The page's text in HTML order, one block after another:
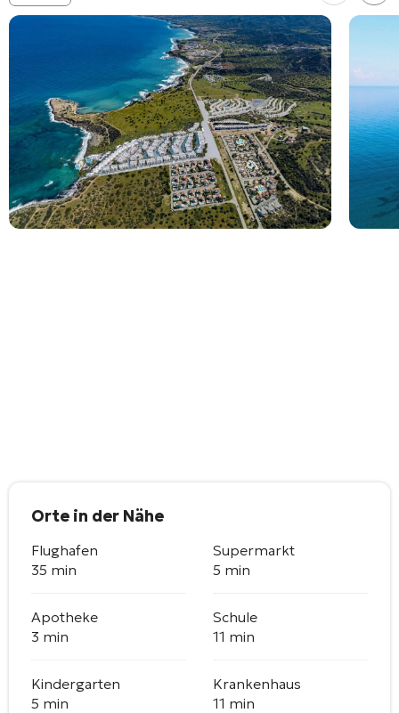
Orte in der Nähe
Flughafen
35 min
Supermarkt
5 min
Apotheke
3 min
Schule
11 min
Kindergarten
5 min
Krankenhaus
11 min